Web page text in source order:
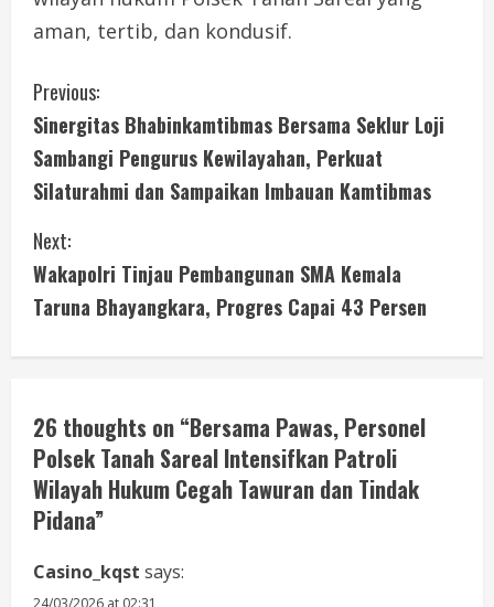
aman, tertib, dan kondusif.
C
o
n
t
i
n
u
e
R
e
a
Previous:
Sinergitas Bhabinkamtibmas Bersama Seklur Loji
Sambangi Pengurus Kewilayahan, Perkuat
Silaturahmi dan Sampaikan Imbauan Kamtibmas
Next:
Wakapolri Tinjau Pembangunan SMA Kemala
Taruna Bhayangkara, Progres Capai 43 Persen
26 thoughts on “Bersama Pawas, Personel
Polsek Tanah Sareal Intensifkan Patroli
Wilayah Hukum Cegah Tawuran dan Tindak
Pidana”
Casino_kqst says:
24/03/2026 at 02:31